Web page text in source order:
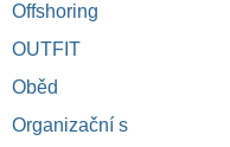
Offshoring
OUTFIT
Oběd
Organizační s